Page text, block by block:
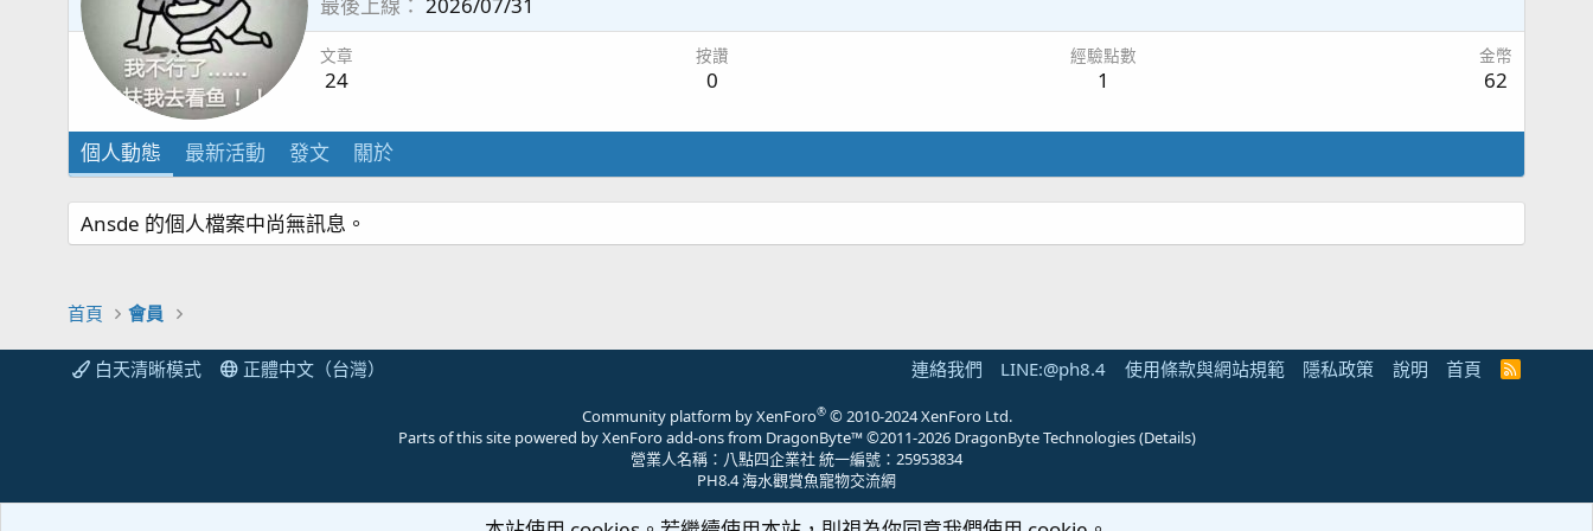
最後上線 2026/07/31
文章
24
按讚
0
經驗點數
1
金幣
62
個人動態 最新活動 發文 關於
Ansde 的個人檔案中尚無訊息。
首頁 會員
白天清晰模式 正體中文（台灣） 連絡我們 LINE:@ph8.4 使用條款與網站規範 隱私政策 說明 首頁
R
Community platform by XenForo® © 2010-2024 XenForo Ltd.
Parts of this site powered byXenForo add-ons from DragonByte™©2011-2026 DragonByte Technologies(Details)
營業人名稱：八點四企業社 統一編號：25953834
PH8.4 海水觀賞魚寵物交流網